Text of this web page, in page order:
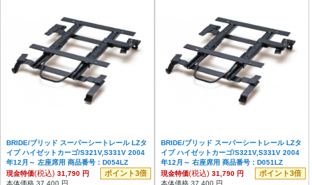
BRIDE/ブリッド スーパーシートレール LZタ
イプ ハイゼットカーゴ/S321V,S331V 2004
年12月～ 左座席用 商品番号：D054LZ
現金特価(税込) 31,790 円 ポイント3倍
本体価格 37,400 円
BRIDE/ブリッド スーパーシートレール LZタ
イプ ハイゼットカーゴ/S321V,S331V 2004
年12月～ 右座席用 商品番号：D051LZ
現金特価(税込) 31,790 円 ポイント3倍
本体価格 37,400 円